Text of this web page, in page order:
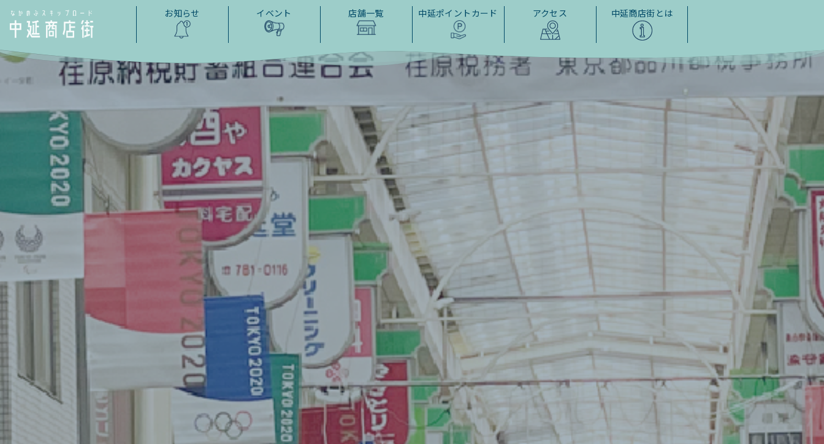
お知らせ イベント 店舗一覧 中延ポイントカード アクセス 中延商店街とは